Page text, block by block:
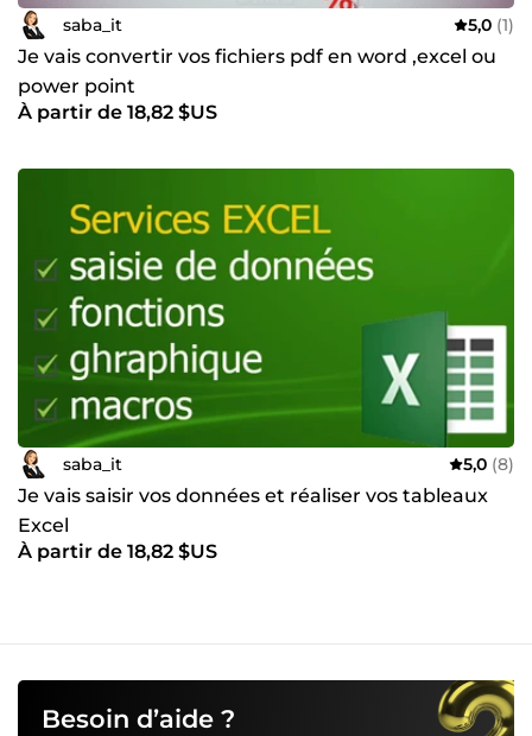
saba_it 5,0 (1)
Je vais convertir vos fichiers pdf en word ,excel ou
power point
À partir de 18,82 $US
saba_it 5,0 (8)
Je vais saisir vos données et réaliser vos tableaux
Excel
À partir de 18,82 $US
Besoin d’aide ?